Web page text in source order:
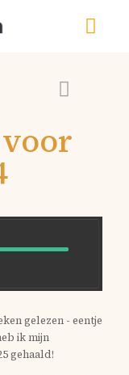
gelezen - eentje
ik mijn
gehaald!